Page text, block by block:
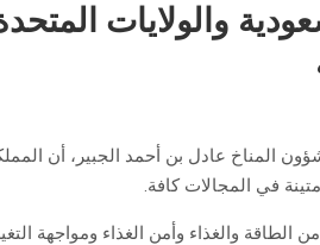
والولايات
المناخ عادل بن أحمد الجبير، أن
في المجالات كافة.
الطاقة والغذاء وأمن الغذاء ومواجهة